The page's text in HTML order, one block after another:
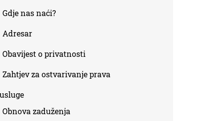
Gdje nas naći?
Adresar
Obavijest o privatnosti
Zahtjev za ostvarivanje prava
Obnova zaduženja